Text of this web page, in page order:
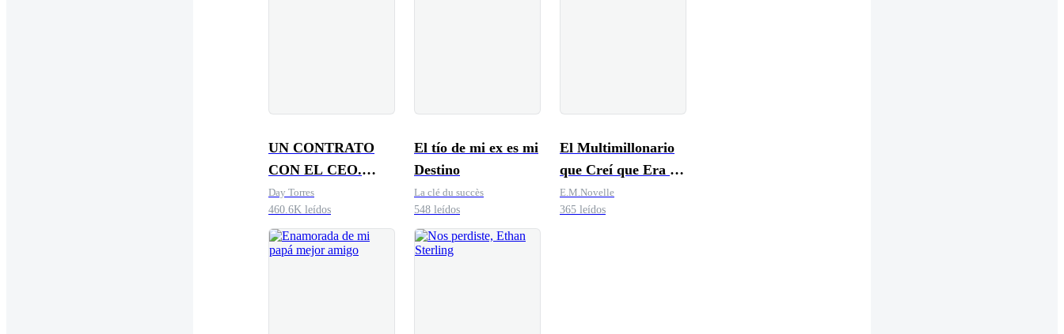
UN CONTRATO
CON EL CEO.
Engaños de Amor
Day Torres
460.6K leídos
El tío de mi ex es mi
Destino
La clé du succès
548 leídos
El Multimillonario
que Creí que Era un
Gigoló
E.M.Novelle
365 leídos